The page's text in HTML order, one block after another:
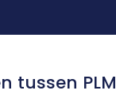
tussen